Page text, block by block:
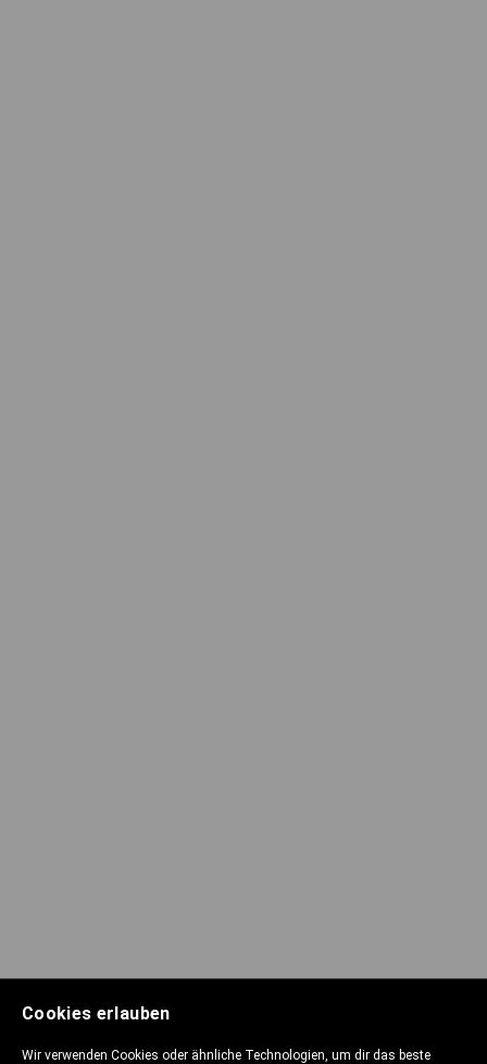
Cookies erlauben
Wir verwenden Cookies oder ähnliche Technologien, um dir das beste